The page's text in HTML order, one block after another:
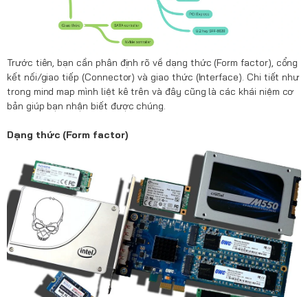
Trước tiên, bạn cần phân định rõ về dạng thức (Form factor), cổng
kết nối/giao tiếp (Connector) và giao thức (Interface). Chi tiết như
trong mind map mình liệt kê trên và đây cũng là các khái niệm cơ
bản giúp bạn nhận biết được chúng.
Dạng thức (Form factor)